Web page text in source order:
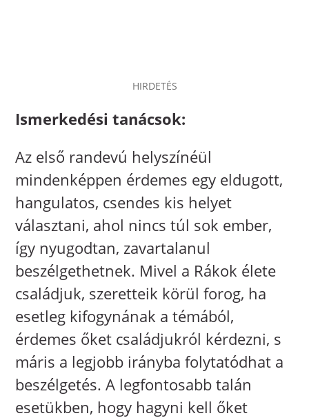
HIRDETÉS
Ismerkedési tanácsok:
Az első randevú helyszínéül
mindenképpen érdemes egy eldugott,
hangulatos, csendes kis helyet
választani, ahol nincs túl sok ember,
így nyugodtan, zavartalanul
beszélgethetnek. Mivel a Rákok élete
családjuk, szeretteik körül forog, ha
esetleg kifogynának a témából,
érdemes őket családjukról kérdezni, s
máris a legjobb irányba folytatódhat a
beszélgetés. A legfontosabb talán
esetükben, hogy hagyni kell őket